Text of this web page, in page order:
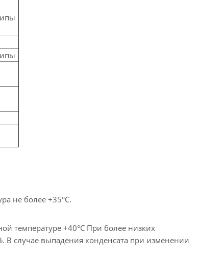
не более +35°C.
температуре +40°C При более низких
В случае выпадения конденсата при изменении